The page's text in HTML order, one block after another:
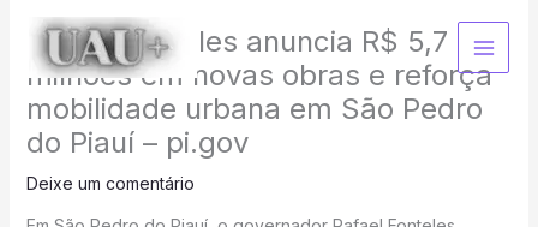
conteúdo
Rafael Fonteles anuncia R$ 5,7
milhões em novas obras e reforça
mobilidade urbana em São Pedro
do Piauí – pi.gov
Deixe um comentário